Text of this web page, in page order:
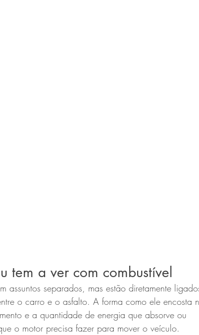
tem a ver com combustível
assuntos separados, mas estão diretamente
o carro e o asfalto. A forma como ele encosta
e a quantidade de energia que absorve ou
o motor precisa fazer para mover o veículo.